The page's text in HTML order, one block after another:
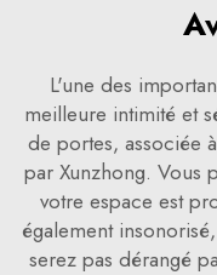
L'une des
meilleure intimité et
de portes, associée
par Xunzhong. Vous
votre espace est
également
serez pas dérangé